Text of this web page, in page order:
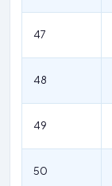
47
48
49
50